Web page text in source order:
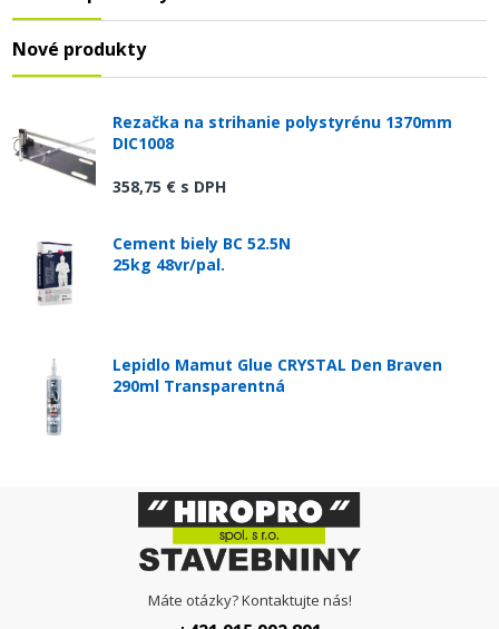
Nové produkty
Rezačka na strihanie polystyrénu 1370mm
DIC1008
358,75 € s DPH
Cement biely BC 52.5N
25kg 48vr/pal.
Lepidlo Mamut Glue CRYSTAL Den Braven
290ml Transparentná
Máte otázky? Kontaktujte nás!